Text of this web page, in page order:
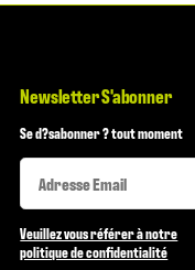
Newsletter S'abonner
Se d?sabonner ? tout moment
Newsletter S'abonner
Newsletter S'abonner
Veuillez vous référer à notre
politique de confidentialité